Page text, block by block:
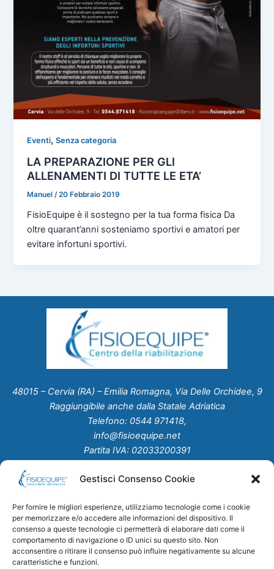
Gestisci Consenso Cookie
Per fornire le migliori esperienze, utilizziamo tecnologie come i cookie
per memorizzare e/o accedere alle informazioni del dispositivo. Il
consenso a queste tecnologie ci permetterà di elaborare dati come il
comportamento di navigazione o ID unici su questo sito. Non
acconsentire o ritirare il consenso può influire negativamente su alcune
caratteristiche e funzioni.
Eventi,Senza categoria
LA PREPARAZIONE PER GLI
ALLENAMENTI DI TUTTE LE ETA’
Manuel/20 Febbraio 2019
FisioEquipe è il sostegno per la tua forma fisica Da
oltre quarant’anni sosteniamo sportivi e amatori per
evitare infortuni sportivi.
48015 – Cervia (RA) – Emilia Romagna, Via Delle Orchidee, 9
Raggiungibile anche dalla Statale Adriatica
Telefono: 0544 971418,
info@fisioequipe.net
Partita IVA: 02033200391
Home
Servizi
Studio Medico
Convenzioni
News